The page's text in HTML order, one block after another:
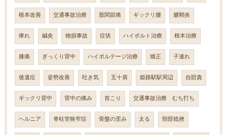
根本改善 交通事故治療 股関節痛 ギックリ腰 腱鞘炎
痺れ 鍼灸 物損事故 症状 ハイボルト治療 根本治療
膝痛 ぎっくり背中 ハイボルテージ治療 矯正 子連れ
後遺症 姿勢改善 吐き気 五十肩 姫路駅駅周辺 自賠責
ギックリ背中 背中の痛み 首こり 交通事故治療 むち打ち
ヘルニア 脊柱管狭窄症 骨盤の歪み 太る 頸部捻挫